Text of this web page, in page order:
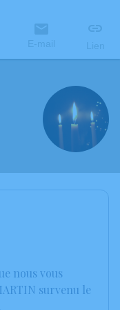
E-mail Lien
nous vous
survenu le